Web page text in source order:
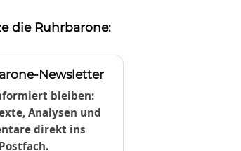
die Ruhrbarone:
Newsletter
bleiben:
Analysen und
direkt ins
Postfach.